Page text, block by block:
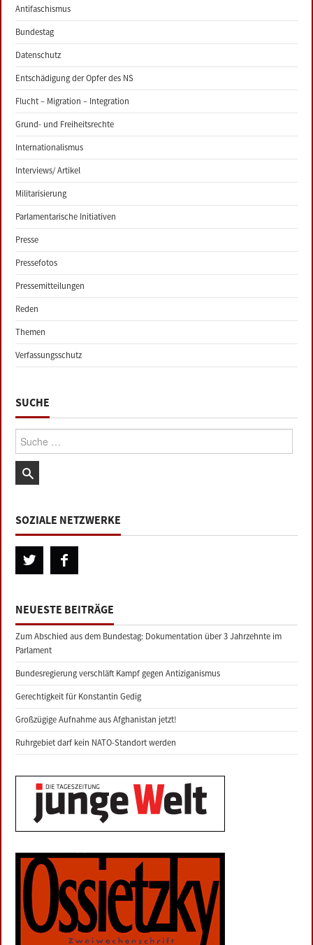
Antifaschismus
Bundestag
Datenschutz
Entschädigung der Opfer des NS
Flucht – Migration – Integration
Grund- und Freiheitsrechte
Internationalismus
Interviews/ Artikel
Militarisierung
Parlamentarische Initiativen
Presse
Pressefotos
Pressemitteilungen
Reden
Themen
Verfassungsschutz
SUCHE
Suche:
SOZIALE NETZWERKE
NEUESTE BEITRÄGE
Zum Abschied aus dem Bundestag: Dokumentation über 3 Jahrzehnte im
Parlament
Bundesregierung verschläft Kampf gegen Antiziganismus
Gerechtigkeit für Konstantin Gedig
Großzügige Aufnahme aus Afghanistan jetzt!
Ruhrgebiet darf kein NATO-Standort werden